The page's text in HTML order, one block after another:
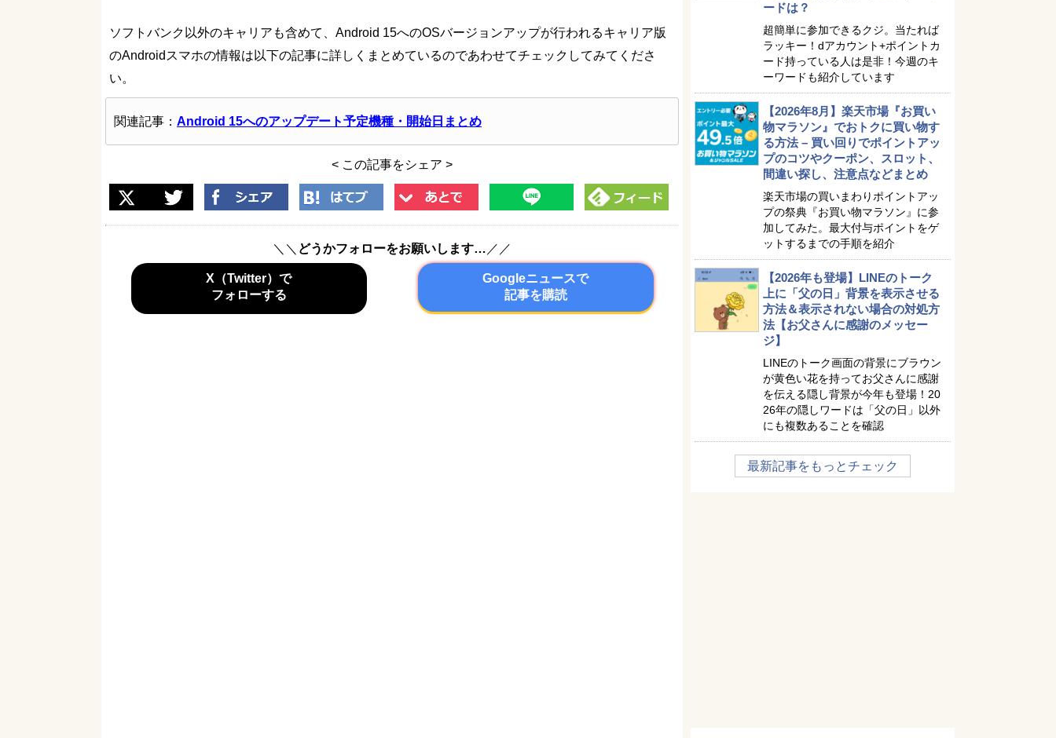
ソフトバンク以外のキャリアも含めて、Android 15へのOSバージョンアップが行われるキャリア版
のAndroidスマホの情報は以下の記事に詳しくまとめているのであわせてチェックしてみてくださ
い。
関連記事： Android 15へのアップデート予定機種・開始日まとめ
< この記事をシェア >
＼＼ どうかフォローをお願いします… ／／
X（Twitter）で
フォローする
Googleニュースで
記事を購読
ードは？
超簡単に参加できるクジ。当たれば
ラッキー！dアカウント+ポイントカ
ード持っている人は是非！今週のキ
ーワードも紹介しています
【2026年8月】楽天市場『お買い
物マラソン』でおトクに買い物す
る方法 – 買い回りでポイントアッ
プのコツやクーポン、スロット、
間違い探し、注意点などまとめ
楽天市場の買いまわりポイントアッ
プの祭典『お買い物マラソン』に参
加してみた。最大付与ポイントをゲ
ットするまでの手順を紹介
【2026年も登場】LINEのトーク
上に「父の日」背景を表示させる
方法＆表示されない場合の対処方
法【お父さんに感謝のメッセー
ジ】
LINEのトーク画面の背景にブラウン
が黄色い花を持ってお父さんに感謝
を伝える隠し背景が今年も登場！20
26年の隠しワードは「父の日」以外
にも複数あることを確認
最新記事をもっとチェック